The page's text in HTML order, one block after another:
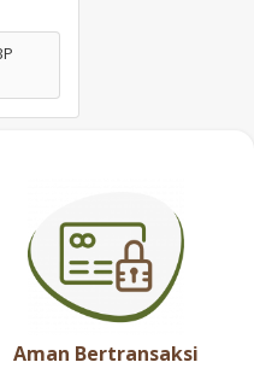
Aman Bertransaksi